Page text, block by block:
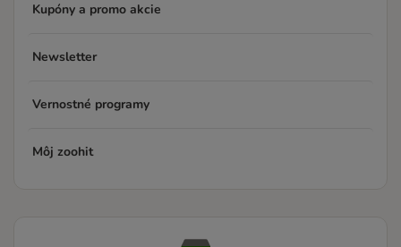
Kupóny a promo akcie
Newsletter
Vernostné programy
Môj zoohit